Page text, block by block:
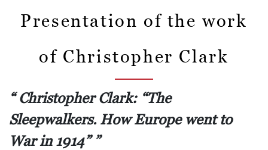
Presentation of the work
of Christopher Clark
Christopher Clark: “The
Sleepwalkers. How Europe went to
War in 1914”